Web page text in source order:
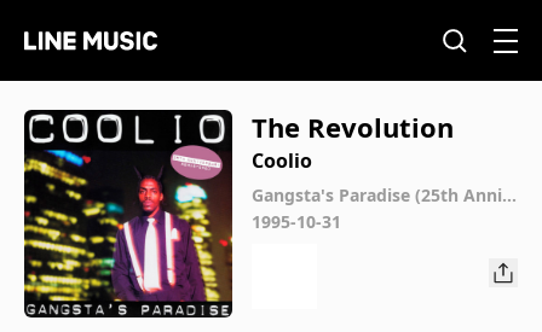
The Revolution
Coolio
Gangsta's Paradise (25th Anniv
ersary - Remastered)
1995-10-31